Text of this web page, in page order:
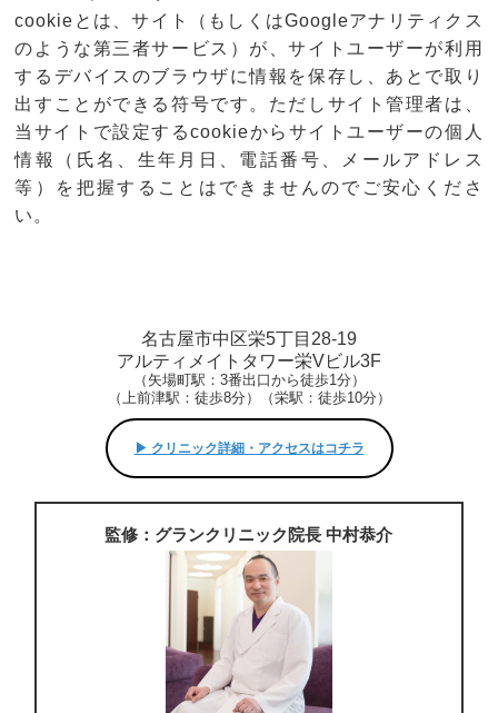
cookieとは、サイト（もしくはGoogleアナリティクス
のような第三者サービス）が、サイトユーザーが利用
するデバイスのブラウザに情報を保存し、あとで取り
出すことができる符号です。ただしサイト管理者は、
当サイトで設定するcookieからサイトユーザーの個人
情報（氏名、生年月日、電話番号、メールアドレス
等）を把握することはできませんのでご安心くださ
い。
名古屋市中区栄5丁目28-19
アルティメイトタワー栄Vビル3F
（矢場町駅：3番出口から徒歩1分）
（上前津駅：徒歩8分）（栄駅：徒歩10分）
▶︎ クリニック詳細・アクセスはコチラ
監修：グランクリニック院長 中村恭介